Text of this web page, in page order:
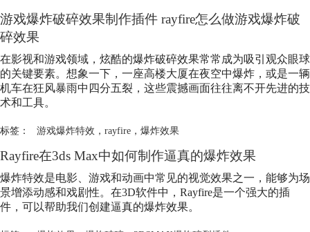
游戏爆炸破碎效果制作插件 rayfire怎么做游戏爆炸破
碎效果
在影视和游戏领域，炫酷的爆炸破碎效果常常成为吸引观众眼球
的关键要素。想象一下，一座高楼大厦在夜空中爆炸，或是一辆
机车在狂风暴雨中四分五裂，这些震撼画面往往离不开先进的技
术和工具。
标签： 游戏爆炸特效 ， rayfire， 爆炸效果
Rayfire在3ds Max中如何制作逼真的爆炸效果
爆炸特效是电影、游戏和动画中常见的视觉效果之一，能够为场
景增添动感和戏剧性。在3D软件中，Rayfire是一个强大的插
件，可以帮助我们创建逼真的爆炸效果。